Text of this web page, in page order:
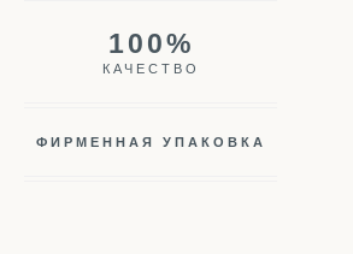
100%
КАЧЕСТВО
ФИРМЕННАЯ УПАКОВКА